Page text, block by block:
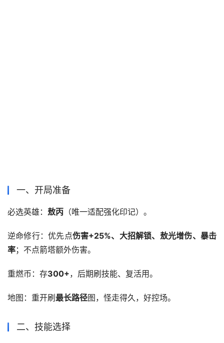
一、开局准备
必选英雄： 敖丙 （唯一适配强化印记）。
逆命修行：优先点伤害+25%、大招解锁、敖光增伤、暴击
率；不点箭塔额外伤害。
重燃币：存300+，后期刷技能、复活用。
地图：重开刷 最长路径图，怪走得久，好控场。
二、技能选择